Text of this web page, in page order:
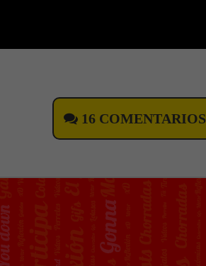
16 COMENTARIOS